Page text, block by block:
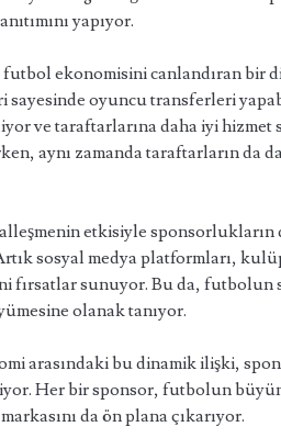
yapıyor.
ekonomisini canlandıran bir
sayesinde oyuncu transferleri
ve taraftarlarına daha iyi
aynı zamanda taraftarların da
etkisiyle sponsorlukların
sosyal medya platformları,
fırsatlar sunuyor. Bu da, futbolun
olanak tanıyor.
arasındaki bu dinamik ilişki,
Her bir sponsor, futbolun
da ön plana çıkarıyor.